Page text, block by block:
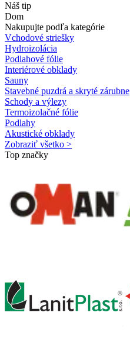
Náš tip
Dom
Nakupujte podľa kategórie
Vchodové striešky
Hydroizolácia
Podlahové fólie
Interiérové obklady
Sauny
Stavebné puzdrá a skryté zárubne
Schody a výlezy
Termoizolačné fólie
Podlahy
Akustické obklady
Zobraziť všetko >
Top značky